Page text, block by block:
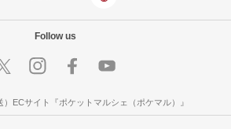
Follow us
ECサイト『ポケットマルシェ（ポケマル）』